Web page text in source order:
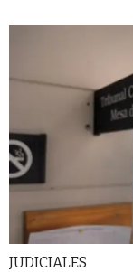
JUDICIALES